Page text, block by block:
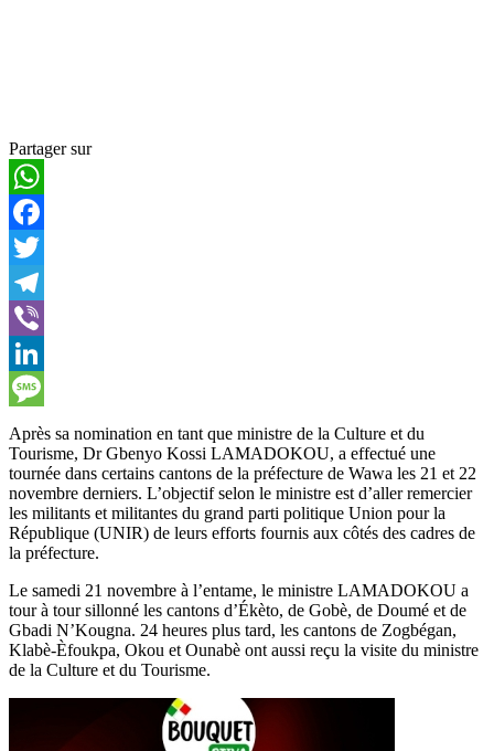
Partager sur
WhatsApp
Facebook
Twitter
Telegram
Viber
LinkedIn
Message
Après sa nomination en tant que ministre de la Culture et du
Tourisme, Dr Gbenyo Kossi LAMADOKOU, a effectué une
tournée dans certains cantons de la préfecture de Wawa les 21 et 22
novembre derniers. L’objectif selon le ministre est d’aller remercier
les militants et militantes du grand parti politique Union pour la
République (UNIR) de leurs efforts fournis aux côtés des cadres de
la préfecture.
Le samedi 21 novembre à l’entame, le ministre LAMADOKOU a
tour à tour sillonné les cantons d’Ékèto, de Gobè, de Doumé et de
Gbadi N’Kougna. 24 heures plus tard, les cantons de Zogbégan,
Klabè-Èfoukpa, Okou et Ounabè ont aussi reçu la visite du ministre
de la Culture et du Tourisme.